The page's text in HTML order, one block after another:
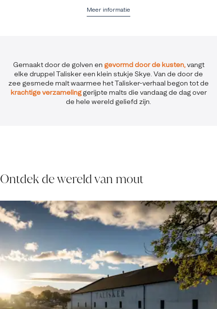
Meer informatie
Gemaakt door de golven en gevormd door de kusten,vangt
elke druppel Talisker een klein stukje Skye. Van de door de
zee gesmede malt waarmee het Talisker-verhaal begon tot de
krachtige verzamelinggerijpte malts die vandaag de dag over
de hele wereld geliefd zijn.
Ontdek de wereld van mout